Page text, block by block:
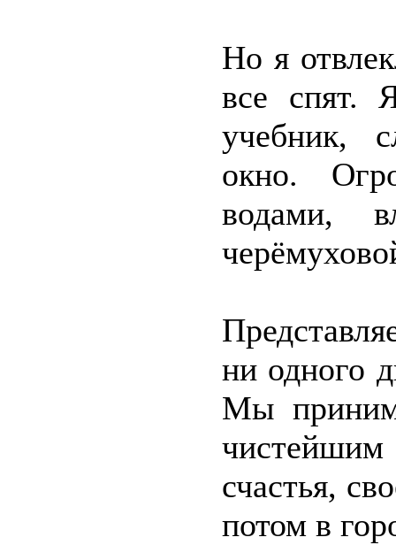
Но я
все спят.
учебник,
окно.
водами,
ни одного
Мы
счастья,
потом в